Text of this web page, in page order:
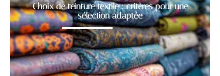
Choix de teinture textile : critères pour une
sélection adaptée